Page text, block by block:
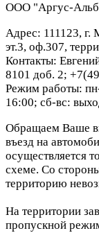
ООО "Аргус-
Адрес: 111123, г.
эт.3, оф.307,
Контакты:
8101 доб. 2;
Режим работы:
16:00; сб-вс:
Обращаем Ваше
въезд на
осуществляется
схеме. Со
территорию
На территории
пропускной